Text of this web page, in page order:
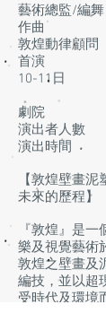
藝術總監/
作曲
敦煌動律
首演
10-11日
香
劇院
演出者
演出時
【敦煌壁畫
未來的歷程】
『敦煌』是
樂及視覺藝術
敦煌之壁畫及
編技，並以超
受時代及環境